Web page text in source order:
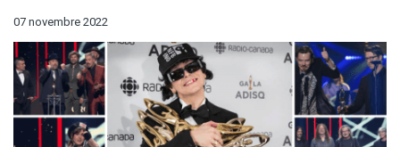
07 novembre 2022